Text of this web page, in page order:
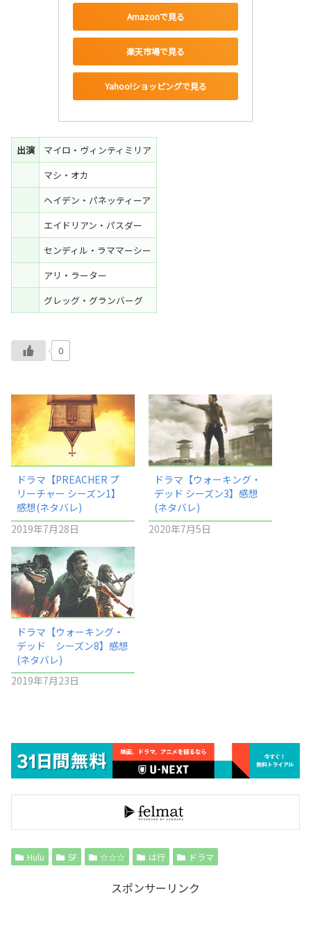
Amazonで見る
楽天市場で見る
Yahoo!ショッピングで見る
出演
マイロ・ヴィンティミリア
マシ・オカ
ヘイデン・パネッティーア
エイドリアン・パスダー
センディル・ラママーシー
アリ・ラーター
グレッグ・グランバーグ
0
ドラマ【PREACHER プ
リーチャー シーズン1】
感想(ネタバレ)
2019年7月28日
ドラマ【ウォーキング・
デッド シーズン3】感想
(ネタバレ)
2020年7月5日
ドラマ【ウォーキング・
デッド シーズン8】感想
(ネタバレ)
2019年7月23日
Hulu SF ☆☆☆ は行 ドラマ
スポンサーリンク